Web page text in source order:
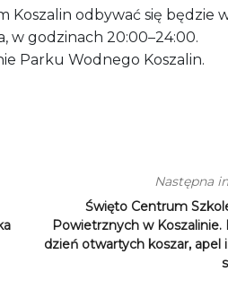
Koszalin odbywać się będzie
w godzinach 20:00–24:00.
Parku Wodnego Koszalin.
Następna
Święto Centrum
Powietrznych w Koszalinie.
dzień otwartych koszar, apel